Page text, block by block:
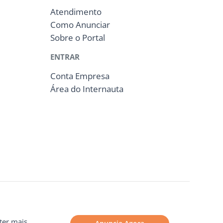
Atendimento
Como Anunciar
Sobre o Portal
ENTRAR
Conta Empresa
Área do Internauta